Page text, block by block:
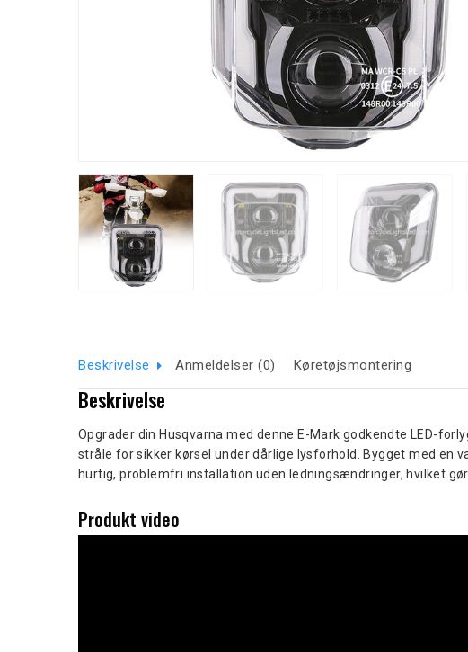
Beskrivelse Anmeldelser (0) Køretøjsmontering
Beskrivelse
Opgrader din Husqvarna med denne E-Mark godkendte LED-
stråle for sikker kørsel under dårlige lysforhold. Bygget med en
hurtig, problemfri installation uden ledningsændringer, hvilket
Produkt video